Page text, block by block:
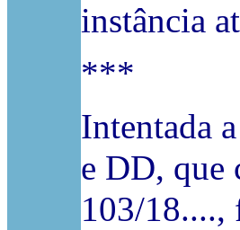
instância
***
Intentada
e DD, que
103/18....,